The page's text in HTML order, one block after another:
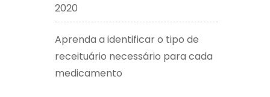
2020
Aprenda a identificar o tipo de
receituário necessário para cada
medicamento